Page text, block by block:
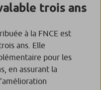
trois ans
à la FNCE est
ans. Elle
pour les
en assurant la